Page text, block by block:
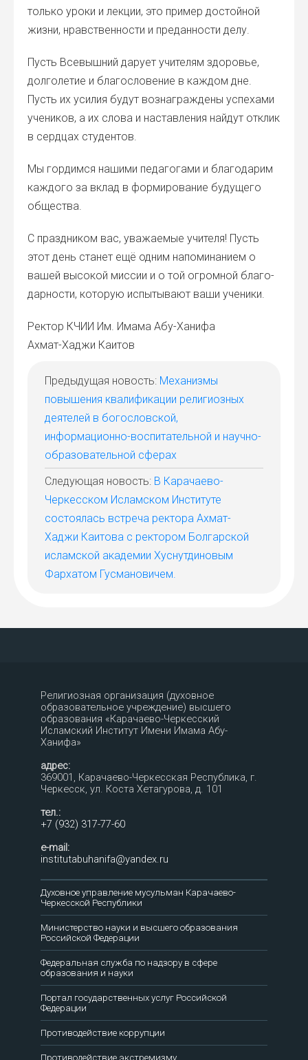
толь­ко уро­ки и лек­ции, это при­мер достой­ной
жиз­ни, нрав­ствен­но­сти и пре­дан­но­сти делу.
Пусть Все­выш­ний дару­ет учи­те­лям здо­ро­вье,
дол­го­ле­тие и бла­го­сло­ве­ние в каж­дом дне.
Пусть их уси­лия будут воз­на­граж­де­ны успе­ха­ми
уче­ни­ков, а их сло­ва и настав­ле­ния най­дут отклик
в серд­цах сту­ден­тов.
Мы гор­дим­ся наши­ми педа­го­га­ми и бла­го­да­рим
каж­до­го за вклад в фор­ми­ро­ва­ние буду­ще­го
обще­ства.
С празд­ни­ком вас, ува­жа­е­мые учи­те­ля! Пусть
этот день ста­нет ещё одним напо­ми­на­ни­ем о
вашей высо­кой мис­сии и о той огром­ной бла­го­
дар­но­сти, кото­рую испы­ты­ва­ют ваши уче­ни­ки.
Рек­тор КЧИИ Им. Има­ма Абу-Хани­фа
Ахмат-Хаджи Каи­тов
Предыдущая новость: Механизмы
повышения квалификации религиозных
деятелей в богословской,
информационно-воспитательной и научно-
образовательной сферах
Следующая новость: В Карачаево-
Черкесском Исламском Институте
состоялась встреча ректора Ахмат-
Хаджи Каитова с ректором Болгарской
исламской академии Хуснутдиновым
Фархатом Гусмановичем.
Религиозная организация (духовное
образовательное учреждение) высшего
образования «Карачаево-Черкесский
Исламский Институт Имени Имама Абу-
Ханифа»
адрес:
369001, Карачаево-Черкесская Республика, г.
Черкесск, ул. Коста Хетагурова, д. 101
тел.:
+7 (932) 317-77-60
e-mail:
institutabuhanifa@yandex.ru
Духовное управление мусульман Карачаево-
Черкесской Республики
Министерство науки и высшего образования
Российской Федерации
Федеральная служба по надзору в сфере
образования и науки
Портал государственных услуг Российской
Федерации
Противодействие коррупции
Противодействие экстремизму